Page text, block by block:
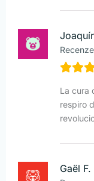
La cura
respiro
Gaël F.